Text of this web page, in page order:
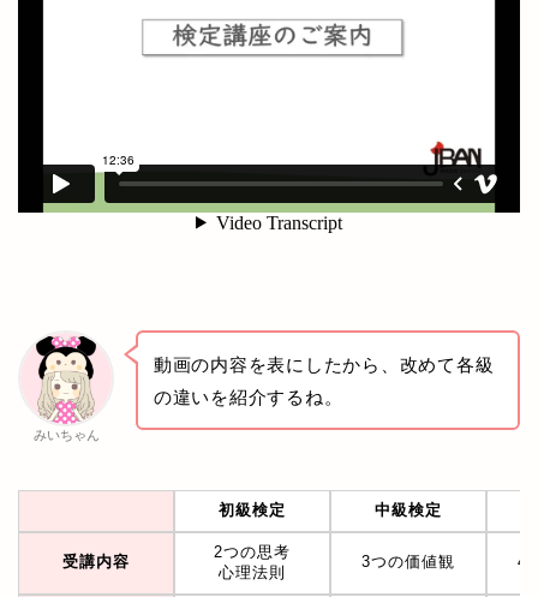
みいちゃん
動画の内容を表にしたから、改めて各級
の違いを紹介するね。
初級検定 中級検定
受講内容
2つの思考
心理法則
3つの価値観 4